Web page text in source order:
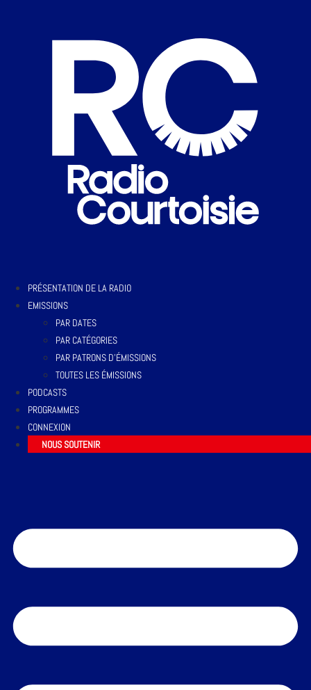
PRÉSENTATION DE LA RADIO
EMISSIONS
PAR DATES
PAR CATÉGORIES
PAR PATRONS D’ÉMISSIONS
TOUTES LES ÉMISSIONS
PODCASTS
PROGRAMMES
CONNEXION
NOUS SOUTENIR